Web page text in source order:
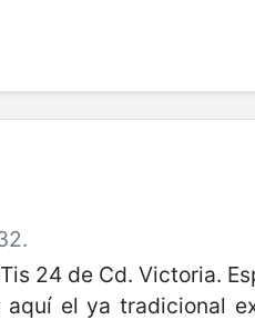
24 de Cd. Victoria.
el ya tradicional